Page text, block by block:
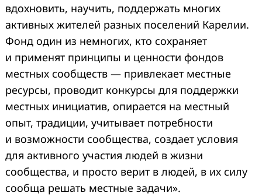
вдохновить, научить, поддержать многих
активных жителей разных поселений Карелии.
Фонд один из немногих, кто сохраняет
и применят принципы и ценности фондов
местных сообществ — привлекает местные
ресурсы, проводит конкурсы для поддержки
местных инициатив, опирается на местный
опыт, традиции, учитывает потребности
и возможности сообщества, создает условия
для активного участия людей в жизни
сообщества, и просто верит в людей, в их силу
сообща решать местные задачи».